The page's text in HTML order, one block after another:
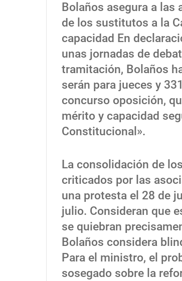
Bolaños asegura a las
de los sustitutos a la
capacidad En
unas jornadas de
tramitación, Bolaños
serán para jueces y
concurso oposición,
mérito y capacidad
Constitucional».
La consolidación de
criticados por las
una protesta el 28 de
julio. Consideran que
se quiebran
Bolaños considera
Para el ministro, el
sosegado sobre la